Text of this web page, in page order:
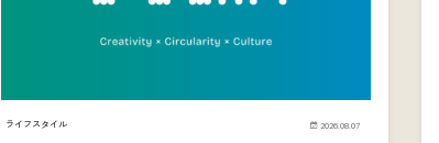
ライフスタイル 2026.08.07